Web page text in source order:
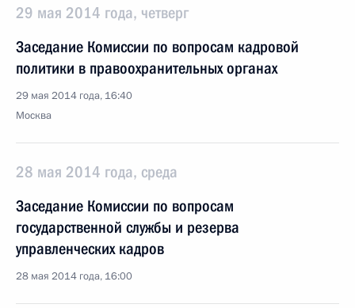
29 мая 2014 года, четверг
Заседание Комиссии по вопросам кадровой
политики в правоохранительных органах
29 мая 2014 года, 16:40
Москва
28 мая 2014 года, среда
Заседание Комиссии по вопросам
государственной службы и резерва
управленческих кадров
28 мая 2014 года, 16:00